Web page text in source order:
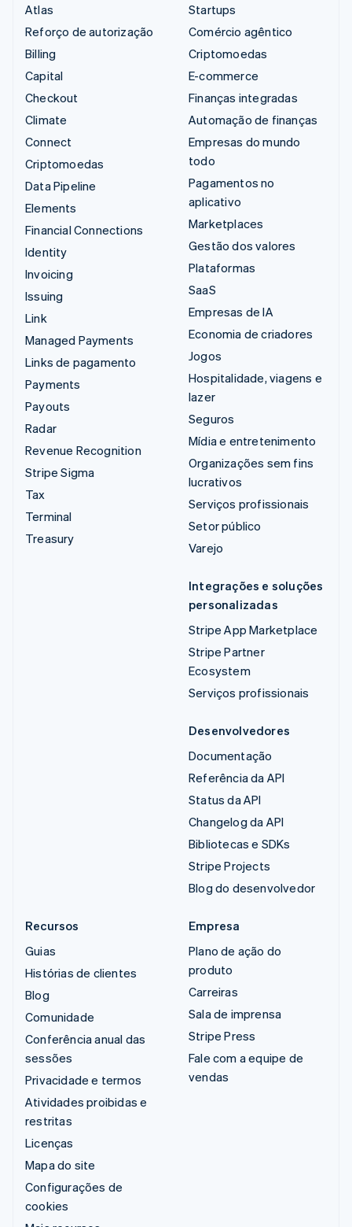
Atlas
Reforço de autorização
Billing
Capital
Checkout
Climate
Connect
Criptomoedas
Data Pipeline
Elements
Financial Connections
Identity
Invoicing
Issuing
Link
Managed Payments
Links de pagamento
Payments
Payouts
Radar
Revenue Recognition
Stripe Sigma
Tax
Terminal
Treasury
Startups
Comércio agêntico
Criptomoedas
E-commerce
Finanças integradas
Automação de finanças
Empresas do mundo
todo
Pagamentos no
aplicativo
Marketplaces
Gestão dos valores
Plataformas
SaaS
Empresas de IA
Economia de criadores
Jogos
Hospitalidade, viagens e
lazer
Seguros
Mídia e entretenimento
Organizações sem fins
lucrativos
Serviços profissionais
Setor público
Varejo
Integrações e soluções
personalizadas
Stripe App Marketplace
Stripe Partner
Ecosystem
Serviços profissionais
Desenvolvedores
Documentação
Referência da API
Status da API
Changelog da API
Bibliotecas e SDKs
Stripe Projects
Blog do desenvolvedor
Recursos
Guias
Histórias de clientes
Blog
Comunidade
Conferência anual das
sessões
Privacidade e termos
Atividades proibidas e
restritas
Licenças
Mapa do site
Configurações de
cookies
Empresa
Plano de ação do
produto
Carreiras
Sala de imprensa
Stripe Press
Fale com a equipe de
vendas